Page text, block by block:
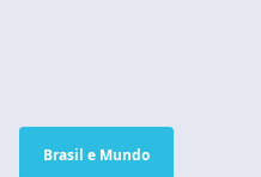
Brasil e Mundo